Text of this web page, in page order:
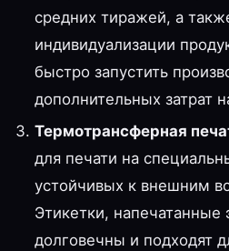
средних тиражей, а
индивидуализации
быстро запустить
дополнительных затрат
Термотрансферная
для печати на
устойчивых к внешним
Этикетки, напечатанные
долговечны и подходят